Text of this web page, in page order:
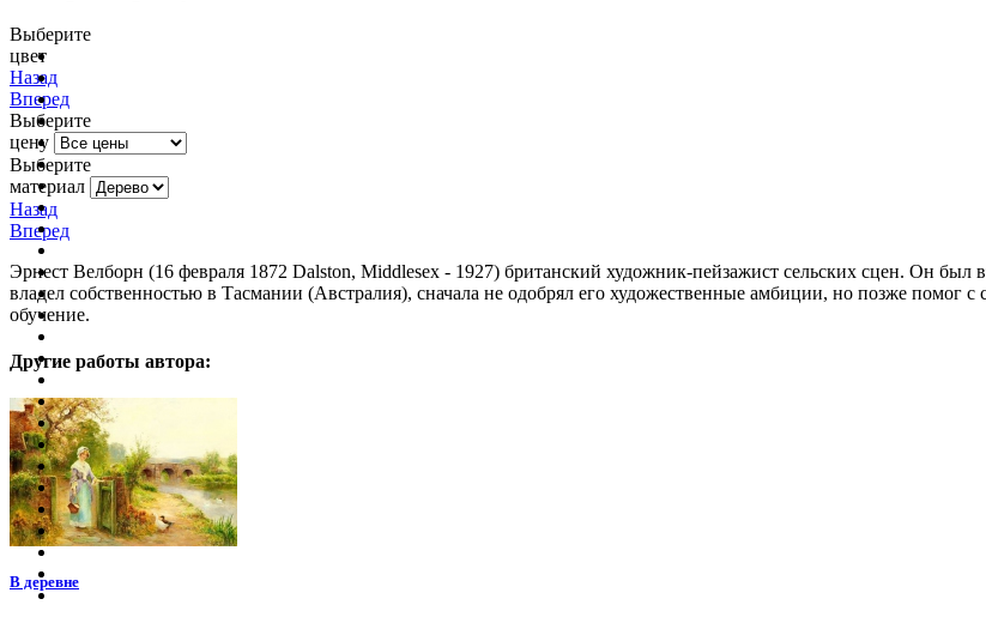
Выберите
цвет
Назад
Вперед
Выберите
цену
Выберите
материал
Назад
Вперед
Эрнест Велборн (16 февраля 1872 Dalston, Middlesex - 1927) британский художник-пейзажист сельских сцен. Он был
владел собственностью в Тасмании (Австралия), сначала не одобрял его художественные амбиции, но позже помог
обучение.
Другие работы автора:
В деревне